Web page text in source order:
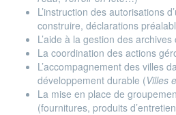
L’instruction des autorisations
construire, déclarations
L’aide à la gestion des
La coordination des actions
L’accompagnement des villes
développement durable (Villes
La mise en place de
(fournitures, produits